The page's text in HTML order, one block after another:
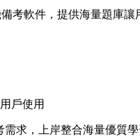
考軟件，提供海量題庫
戶使用
需求，上岸整合海量優質